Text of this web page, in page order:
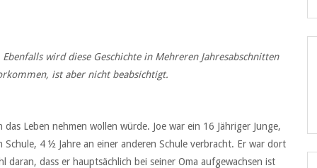
wird diese Geschichte in Mehreren Jahresabschnitten
ist aber nicht beabsichtigt.
Leben nehmen wollen würde. Joe war ein 16 Jähriger Junge,
4 ½ Jahre an einer anderen Schule verbracht. Er war dort
dass er hauptsächlich bei seiner Oma aufgewachsen ist